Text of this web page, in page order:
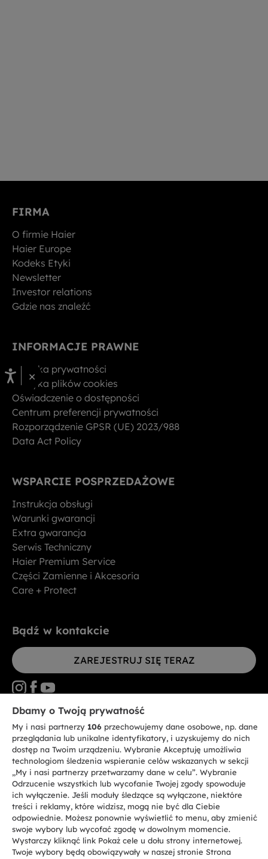
FIRMA
O firmie Haier
Haier Europe
Kodeks Etyki
Newsletter
Investor relations
Gdzie nas znaleźć
INFORMACJE PRAWNE
Polityka prywatności
Polityka plików cookies
Oświadczenie o dostępności
Centrum preferencji prywatności
Rozporządzenie GPSR (UE) 2023/988
Data Act Policy
WSPARCIE POSPRZEDAŻOWE
Instrukcja obsługi
Warunki gwarancji
Extra gwarancja
Serwis Techniczny
Haier Premium Service
Części Zamienne i Akcesoria
Care + Protect
Bądź w kontakcie
ZAREJESTRUJ SIĘ TERAZ
CANDY HOOVER GROUP S.r.I. - jednoosobowa sp. z.o.o. - SIEDZIBA
STATUTOWA: Via Comolli, 57 - 20861 Brugherio (MB) - Włochy -
SIEDZIBY ADMINISTRACYJNE: Via Privata Eden Fumagalli bez
nadanego numeru - 20861 Brugherio (MB) i Via Trento nr 20/A-22 - 20871
Vimercate (MB) - Włochy - Tel.: +39.039.2086.1 - Faks: +39.039.2086.237 -
Kapitał zakładowy 35.000.000,00 € wpłacony w całości - Kod identyfikacji
podatkowej i nr wpisu do Rejestru przedsiębiorstw dla rejonu Mediolan-
Monza-Brianza-Lodi 04666310158 - NIP 00786860965 - Numer wpisu do
Repertorium Ekonomiczno - Administracyjnego REA: MB-1033934 -
Autoryzacja IT AEOF 211870 - Spółka podlega zarządzaniu i koordynacji
Candy S.p.A.
PL / Polski
×
Dbamy o Twoją prywatność
My i nasi partnerzy 106 przechowujemy dane osobowe, np. dane
przeglądania lub unikalne identyfikatory, i uzyskujemy do nich
dostęp na Twoim urządzeniu. Wybranie Akceptuję umożliwia
technologiom śledzenia wspieranie celów wskazanych w sekcji
„My i nasi partnerzy przetwarzamy dane w celu”. Wybranie
Odrzucenie wszystkich lub wycofanie Twojej zgody spowoduje
ich wyłączenie. Jeśli moduły śledzące są wyłączone, niektóre
treści i reklamy, które widzisz, mogą nie być dla Ciebie
odpowiednie. Możesz ponownie wyświetlić to menu, aby zmienić
swoje wybory lub wycofać zgodę w dowolnym momencie.
Wystarczy kliknąć link Pokaż cele u dołu strony internetowej.
Twoje wybory będą obowiązywały w naszej stronie Strona